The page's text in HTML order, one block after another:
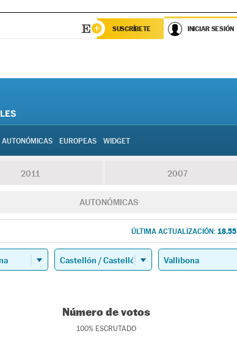
SUSCRÍBETE INICIAR SESIÓN
AUTONÓMICAS EUROPEAS WIDGET
2011 2007
AUTONÓMICAS
ÚLTIMA ACTUALIZACIÓN: 18.55
Número de votos
100% ESCRUTADO